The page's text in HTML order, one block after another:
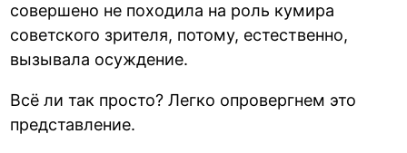
совершено не походила на роль кумира
советского зрителя, потому, естественно,
вызывала осуждение.
Всё ли так просто? Легко опровергнем это
представление.